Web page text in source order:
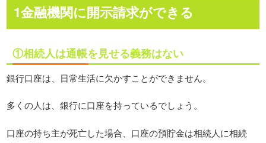
1金融機関に開示請求ができる
①相続人は通帳を見せる義務はない
銀行口座は、日常生活に欠かすことができません。
多くの人は、銀行に口座を持っているでしょう。
口座の持ち主が死亡した場合、口座の預貯金は相続人に相続